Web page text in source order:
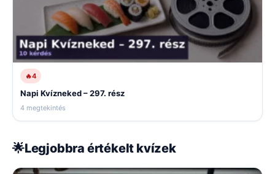
🔥4
Napi Kvízneked – 297. rész
4 megtekintés
🌟Legjobbra értékelt kvízek